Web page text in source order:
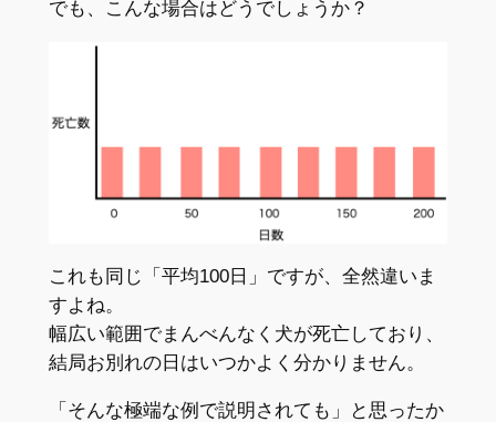
でも、こんな場合はどうでしょうか？
これも同じ「平均100日」ですが、全然違いま
すよね。
幅広い範囲でまんべんなく犬が死亡しており、
結局お別れの日はいつかよく分かりません。
「そんな極端な例で説明されても」と思ったか